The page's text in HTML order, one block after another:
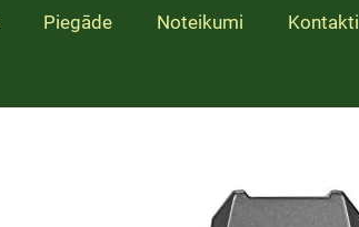
Piegāde Noteikumi Kontakti